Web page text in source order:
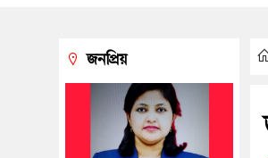
জনপ্রিয়